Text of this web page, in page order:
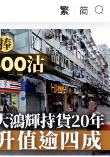
繁 简